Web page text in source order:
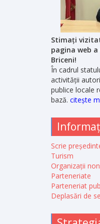
Stimați
pagina web
Briceni!
În cadrul
activității
publice locale
bază. citește
Scrie
Turism
Organizații
Parteneriate
Parteneriat
Deplasări de